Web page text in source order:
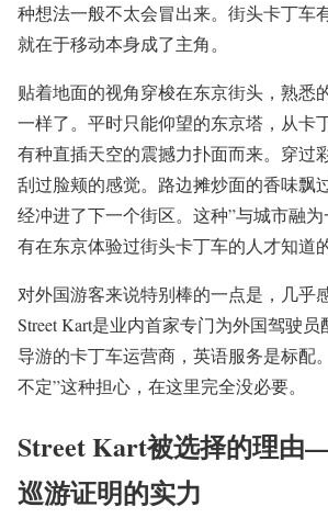
种想法一般不太会冒出来。街头卡丁车
就在于移动本身成了主角。
贴着地面的视角穿梭在东京街头，熟悉
一样了。平时只能仰望的东京塔，从卡
有种直插天空的震撼力扑面而来。穿过
刮过脸颊的感觉。路边摊炒面的香味飘
经冲进了下一个街区。这种”与城市融为
有在东京体验过街头卡丁车的人才知道
对外国游客来说特别棒的一点是，几乎
Street Kart是业内首家专门为外国驾驶
导游的卡丁车运营商，英语服务是标配
不定”这种担心，在这里完全没必要。
Street Kart被选择的理由
巡游证明的实力